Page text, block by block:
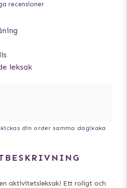
leksak
recensioner
din order samma dag!kaka
aktivitetsleksak! Ett roligt och